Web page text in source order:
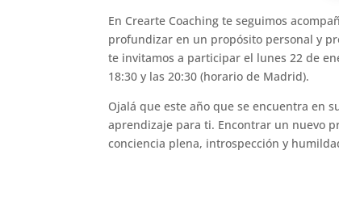
En Crearte Coaching te seguimos
profundizar en un propósito personal y
te invitamos a participar el lunes 22 de
18:30 y las 20:30 (horario de Madrid).
Ojalá que este año que se encuentra en
aprendizaje para ti. Encontrar un nuevo
conciencia plena, introspección y